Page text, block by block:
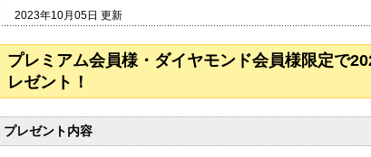
2023年10月05日 更新
プレミアム会員様・ダイヤモンド会員様限定で
レゼント！
プレゼント内容